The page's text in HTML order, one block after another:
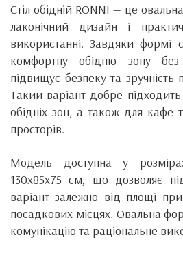
Стіл обідній RONNI — це
лаконічний дизайн і
використанні. Завдяки формі
комфортну обідню зону
підвищує безпеку та зручність
Такий варіант добре підходить
обідніх зон, а також для кафе
просторів.
Модель доступна у
130х85х75 см, що дозволяє
варіант залежно від площі
посадкових місцях. Овальна
комунікацію та раціональне